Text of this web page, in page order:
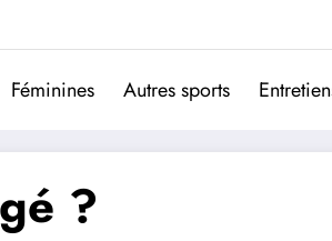
portugais
Féminines Autres sports
?